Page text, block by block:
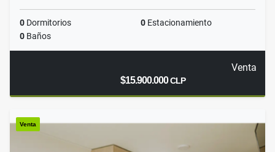
0 Dormitorios 0 Estacionamiento
0 Baños
Venta
$15.900.000CLP
Venta